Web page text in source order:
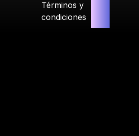
Términos y
condiciones